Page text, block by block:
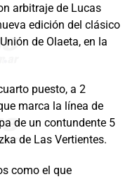
arbitraje de Lucas
edición del clásico
de Olaeta, en la
puesto, a 2
marca la línea de
de un contundente 5
de Las Vertientes.
como el que